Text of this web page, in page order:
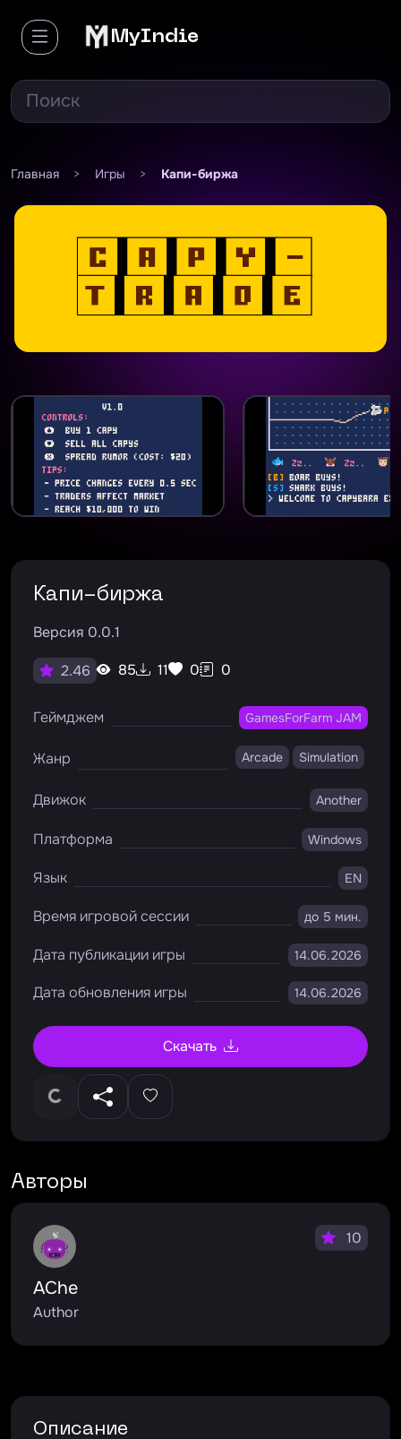
MyIndie
Главная > Игры > Капи-биржа
Капи-биржа
Версия 0.0.1
2.46 85 11 0 0
Геймджем GamesForFarm JAM
Жанр Arcade Simulation
Движок Another
Платформа Windows
Язык EN
Время игровой сессии до 5 мин.
Дата публикации игры 14.06.2026
Дата обновления игры 14.06.2026
Скачать
Авторы
AChe
Author
10
Описание